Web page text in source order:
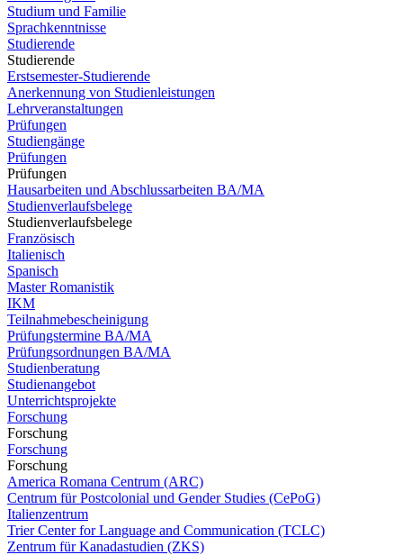
Studium und Familie
Sprachkenntnisse
Studierende
Studierende
Erstsemester-Studierende
Anerkennung von Studienleistungen
Lehrveranstaltungen
Prüfungen
Studiengänge
Prüfungen
Prüfungen
Hausarbeiten und Abschlussarbeiten BA/MA
Studienverlaufsbelege
Studienverlaufsbelege
Französisch
Italienisch
Spanisch
Master Romanistik
IKM
Teilnahmebescheinigung
Prüfungstermine BA/MA
Prüfungsordnungen BA/MA
Studienberatung
Studienangebot
Unterrichtsprojekte
Forschung
Forschung
Forschung
Forschung
America Romana Centrum (ARC)
Centrum für Postcolonial und Gender Studies (CePoG)
Italienzentrum
Trier Center for Language and Communication (TCLC)
Zentrum für Kanadastudien (ZKS)